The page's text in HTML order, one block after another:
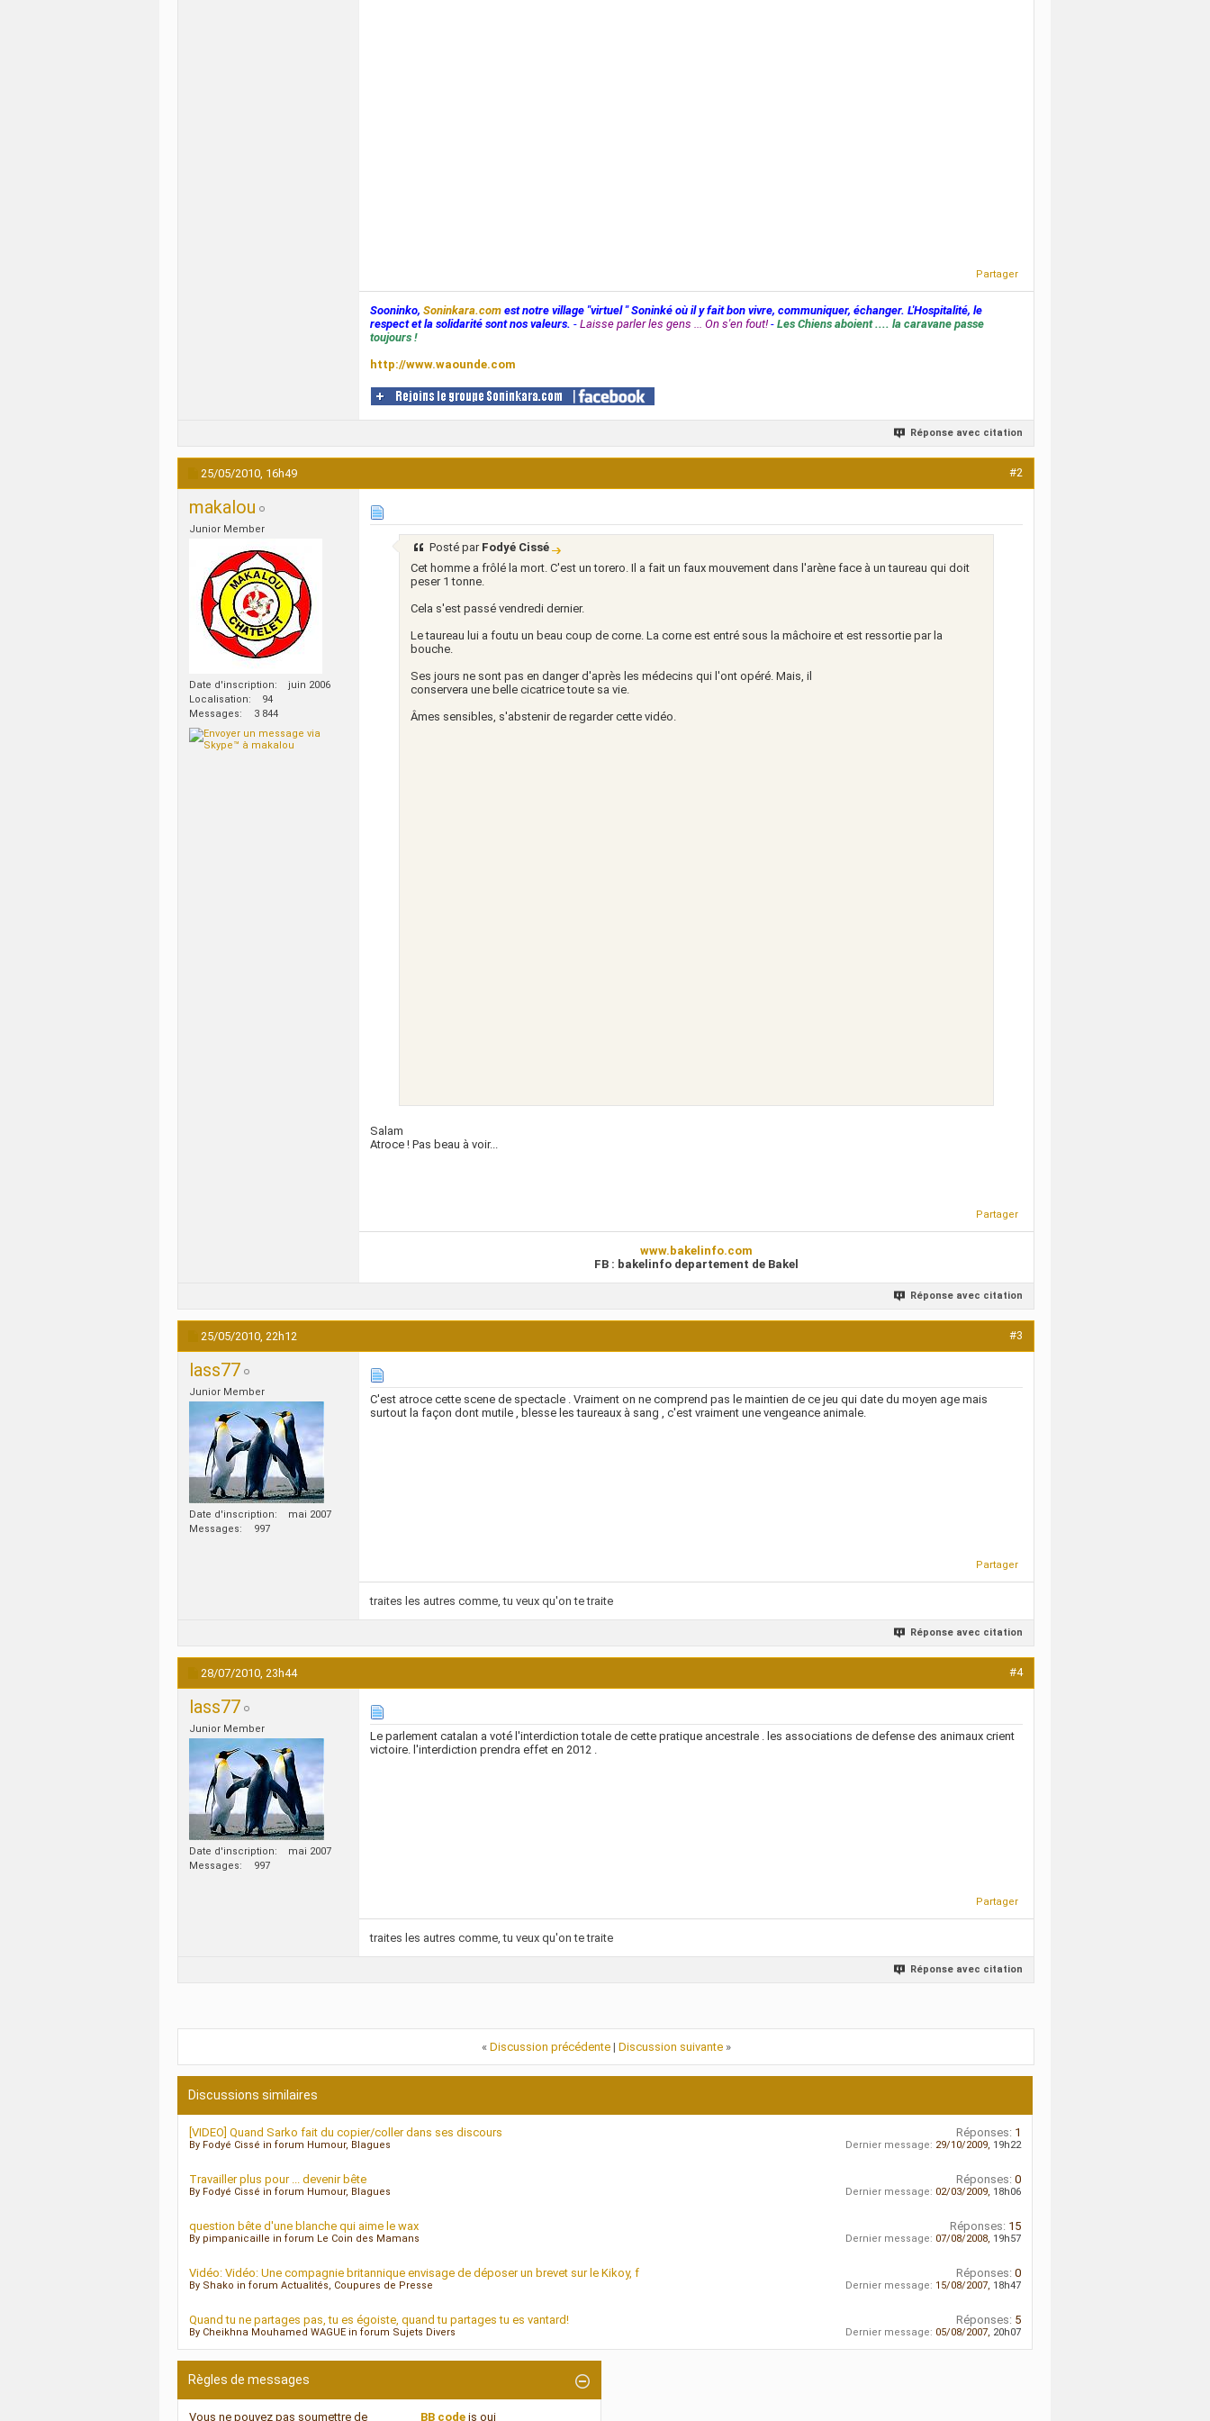
Partager
Sooninko, Soninkara.com est notre village "virtuel " Soninké où il y fait bon vivre, communiquer, échanger. L'Hospitalité, le
respect et la solidarité sont nos valeurs. - Laisse parler les gens ... On s'en fout! - Les Chiens aboient .... la caravane passe
toujours !
http://www.waounde.com
Réponse avec citation
25/05/2010, 16h49 #2
makalou
Junior Member
Date d'inscription
juin 2006
Localisation
94
Messages
3 844
Posté par Fodyé Cissé
Cet homme a frôlé la mort. C'est un torero. Il a fait un faux mouvement dans l'arène face à un taureau qui doit
peser 1 tonne.
Cela s'est passé vendredi dernier.
Le taureau lui a foutu un beau coup de corne. La corne est entré sous la mâchoire et est ressortie par la
bouche.
Ses jours ne sont pas en danger d'après les médecins qui l'ont opéré. Mais, il
conservera une belle cicatrice toute sa vie.
Âmes sensibles, s'abstenir de regarder cette vidéo.
Salam
Atroce ! Pas beau à voir...
Partager
www.bakelinfo.com
FB : bakelinfo departement de Bakel
Réponse avec citation
25/05/2010, 22h12 #3
lass77
Junior Member
Date d'inscription
mai 2007
Messages
997
C'est atroce cette scene de spectacle . Vraiment on ne comprend pas le maintien de ce jeu qui date du moyen age mais
surtout la façon dont mutile , blesse les taureaux à sang , c'est vraiment une vengeance animale.
Partager
traites les autres comme, tu veux qu'on te traite
Réponse avec citation
28/07/2010, 23h44 #4
lass77
Junior Member
Date d'inscription
mai 2007
Messages
997
Le parlement catalan a voté l'interdiction totale de cette pratique ancestrale . les associations de defense des animaux crient
victoire. l'interdiction prendra effet en 2012 .
Partager
traites les autres comme, tu veux qu'on te traite
Réponse avec citation
« Discussion précédente| Discussion suivante »
Discussions similaires
[VIDEO] Quand Sarko fait du copier/coller dans ses discours
By Fodyé Cissé in forum Humour, Blagues
Réponses: 1
Dernier message: 29/10/2009, 19h22
Travailler plus pour ... devenir bête
By Fodyé Cissé in forum Humour, Blagues
Réponses: 0
Dernier message: 02/03/2009, 18h06
question bête d'une blanche qui aime le wax
By pimpanicaille in forum Le Coin des Mamans
Réponses: 15
Dernier message: 07/08/2008, 19h57
Vidéo: Vidéo: Une compagnie britannique envisage de déposer un brevet sur le Kikoy, f
By Shako in forum Actualités, Coupures de Presse
Réponses: 0
Dernier message: 15/08/2007, 18h47
Quand tu ne partages pas, tu es égoiste, quand tu partages tu es vantard!
By Cheikhna Mouhamed WAGUE in forum Sujets Divers
Réponses: 5
Dernier message: 05/08/2007, 20h07
Règles de messages
Vous ne pouvez pas soumettre de BB codeis oui